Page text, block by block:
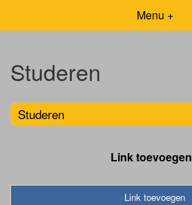
Menu +
Studeren
Studeren
Link toevoegen
Link toevoegen